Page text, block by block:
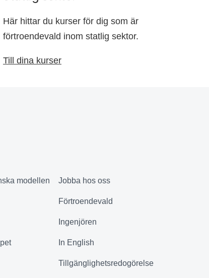
Här hittar du kurser för dig som är
förtroendevald inom statlig sektor.
Till dina kurser
modellen Jobba hos oss
Förtroendevald
Ingenjören
In English
Tillgänglighetsredogörelse